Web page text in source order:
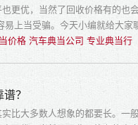
更优，当然了回收价格有的也
上当受骗。今天小编就给大家
价格 汽车典当公司 专业典当行
？
比大多数人想象的都要长。一